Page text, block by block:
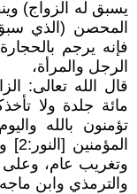
يسبق له الزواج)
المحصن (الذي
فإنه يرجم
الرجل والمرأة،
قال الله تعالى:
مائة جلدة ولا
تؤمنون بالله
وتغريب عام، وعلى
والترمذي وابن